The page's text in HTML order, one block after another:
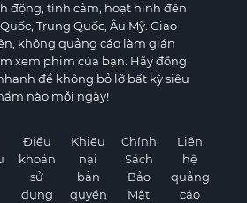
động, tình cảm, hoạt hình đến
Trung Quốc, Âu Mỹ. Giao
không quảng cáo làm gián
xem phim của bạn. Hãy đồng
để không bỏ lỡ bất kỳ siêu
nào mỗi ngày!
Điều
khoản
sử
dụng
Khiếu
nại
bản
quyền
Chính
Sách
Bảo
Mật
Liên
hệ
quảng
cáo